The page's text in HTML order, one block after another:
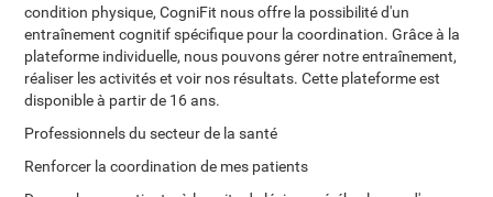
condition physique, CogniFit nous offre la possibilité d'un
entraînement cognitif spécifique pour la coordination. Grâce à la
plateforme individuelle, nous pouvons gérer notre entraînement,
réaliser les activités et voir nos résultats. Cette plateforme est
disponible à partir de 16 ans.
Professionnels du secteur de la santé
Renforcer la coordination de mes patients